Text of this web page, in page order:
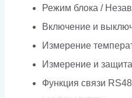
Режим блока /
Включение и
Измерение
Измерение и
Функция связи